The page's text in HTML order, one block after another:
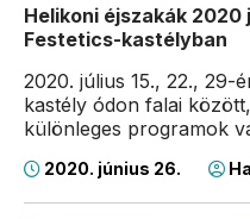
Helikoni éjszakák
Festetics-kastélyban
2020. július 15., 22., 29-
kastély ódon falai
különleges programok
2020. június 26.